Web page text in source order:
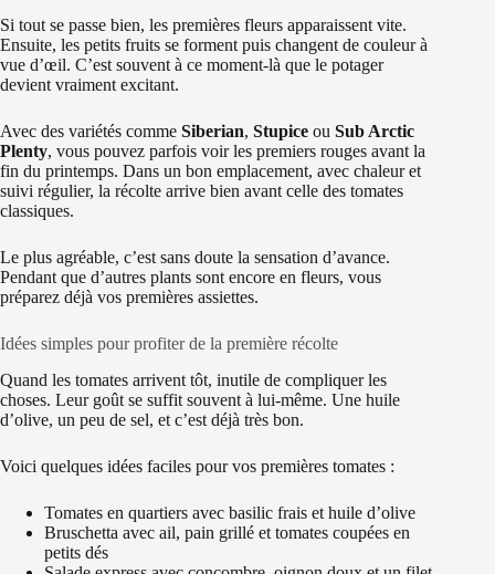
Si tout se passe bien, les premières fleurs apparaissent vite.
Ensuite, les petits fruits se forment puis changent de couleur à
vue d’œil. C’est souvent à ce moment-là que le potager
devient vraiment excitant.
Avec des variétés comme Siberian, Stupice ou Sub Arctic
Plenty, vous pouvez parfois voir les premiers rouges avant la
fin du printemps. Dans un bon emplacement, avec chaleur et
suivi régulier, la récolte arrive bien avant celle des tomates
classiques.
Le plus agréable, c’est sans doute la sensation d’avance.
Pendant que d’autres plants sont encore en fleurs, vous
préparez déjà vos premières assiettes.
Idées simples pour profiter de la première récolte
Quand les tomates arrivent tôt, inutile de compliquer les
choses. Leur goût se suffit souvent à lui-même. Une huile
d’olive, un peu de sel, et c’est déjà très bon.
Voici quelques idées faciles pour vos premières tomates :
Tomates en quartiers avec basilic frais et huile d’olive
Bruschetta avec ail, pain grillé et tomates coupées en
petits dés